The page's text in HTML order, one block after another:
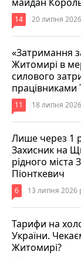
14 20 липня
«Затримання
Житомирі в
силового
11 18 липня
Лише через 1
Захисник на
рідного міста
Піонткевич
6 13 липня 2026
Тарифи на
України.
Житомирі?